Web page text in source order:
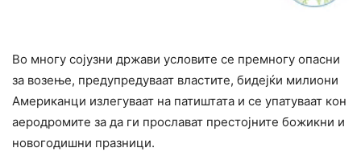
Во многу сојузни држави условите се премногу опасни
за возење, предупредуваат властите, бидејќи милиони
Американци излегуваат на патиштата и се упатуваат кон
аеродромите за да ги прослават престојните божикни и
новогодишни празници.